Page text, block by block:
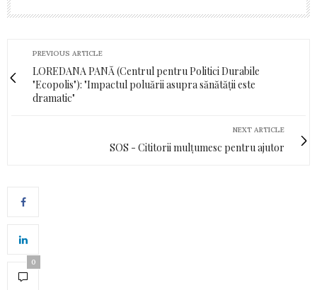
PREVIOUS ARTICLE
LOREDANA PANĂ (Centrul pentru Politici Durabile
"Ecopolis"): "Impactul poluării asupra sănătății este
dramatic"
NEXT ARTICLE
SOS - Cititorii mulțumesc pentru ajutor
0